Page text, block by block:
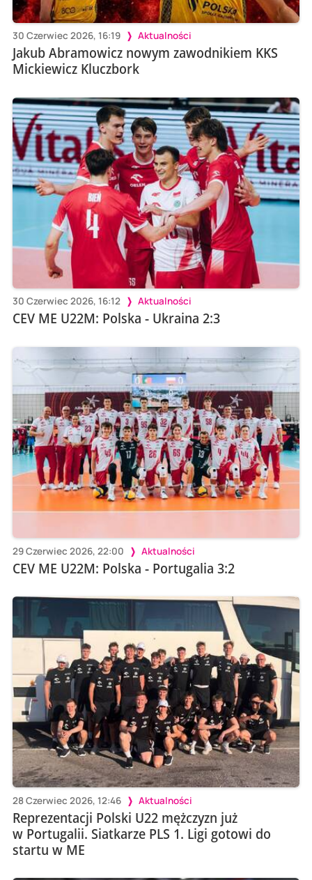
30 Czerwiec 2026, 16:19 Aktualności
Jakub Abramowicz nowym zawodnikiem KKS
Mickiewicz Kluczbork
30 Czerwiec 2026, 16:12 Aktualności
CEV ME U22M: Polska - Ukraina 2:3
29 Czerwiec 2026, 22:00 Aktualności
CEV ME U22M: Polska - Portugalia 3:2
28 Czerwiec 2026, 12:46 Aktualności
Reprezentacji Polski U22 mężczyzn już
w Portugalii. Siatkarze PLS 1. Ligi gotowi do
startu w ME